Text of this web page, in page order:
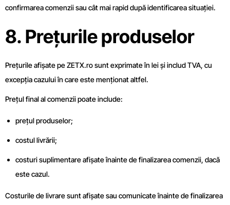
confirmarea comenzii sau cât mai rapid după identificarea situației.
8. Prețurile produselor
Prețurile afișate pe ZETX.ro sunt exprimate în lei și includ TVA, cu
excepția cazului în care este menționat altfel.
Prețul final al comenzii poate include:
prețul produselor;
costul livrării;
costuri suplimentare afișate înainte de finalizarea comenzii, dacă
este cazul.
Costurile de livrare sunt afișate sau comunicate înainte de finalizarea